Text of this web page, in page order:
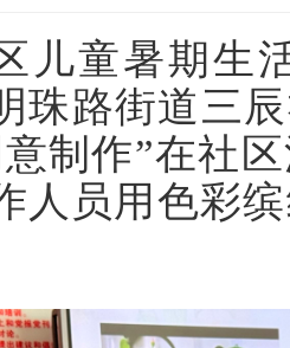
儿童暑期生
珠路街道三
制作”在社
人员用色彩